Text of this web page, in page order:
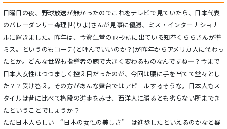
日曜日の夜、野球放送が無かったのでこれをテレビで見ていたら、日本代表
のバレーダンサー森理世(りよ)さんが見事に優勝、ミス・インターナショナ
ルに輝きました。昨年は、今資生堂のｺﾏｰｼｬﾙに出ている知花くららさんが準
ミス。というのもコーチ(と呼んでいいのか？)が昨年からアメリカ人に代わっ
たとか。どんな世界も指導者の腕で大きく変わるものなんですね―？今まで
日本人女性はつつましく控え目だったのが、今回は腰に手を当てて堂々とし
た？？受け答え。その方があんな舞台ではアピ－ルするそうな。日本人もス
タイルは昔に比べて格段の進歩をみせ、西洋人に勝るとも劣らない所までき
たということでしょうか？
ただ日本人らしい “日本の女性の美しさ” は進歩したといえるのかなと疑